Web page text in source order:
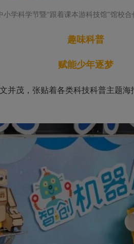
小学科学节暨“跟着课本游科技馆”馆校
趣味科普
赋能少年逐梦
茂，张贴着各类科技科普主题海